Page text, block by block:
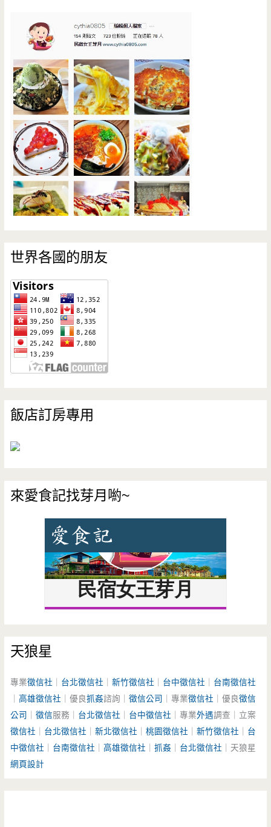
世界各國的朋友
飯店訂房專用
來愛食記找芽月喲~
天狼星
專業徵信社 台北徵信社 ｜新竹徵信社 台中徵信社
台南徵信社
｜高雄徵信社 ｜優良抓姦諮詢｜徵信公司 ｜專業徵信社 ｜優良徵信
公司 ｜徵信服務｜ 台北徵信社 台中徵信社 ｜專業外遇調查｜立案
徵信社
台北徵信社 ｜新北徵信社 ｜桃園徵信社 ｜新竹徵信社
台
中徵信社
台南徵信社 ｜高雄徵信社 ｜抓姦 台北徵信社 ｜天狼星
網頁設計